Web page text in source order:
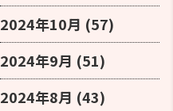
2024年10月 (57)
2024年9月 (51)
2024年8月 (43)